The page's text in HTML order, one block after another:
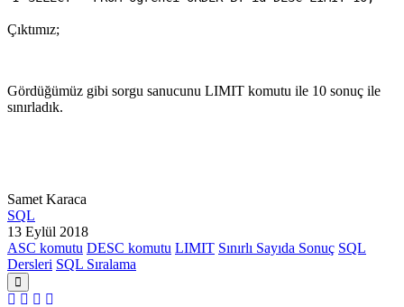
Çıktımız;
Gördüğümüz gibi sorgu sanucunu LIMIT komutu ile 10 sonuç ile
sınırladık.
Samet Karaca
SQL
13 Eylül 2018
ASC komutu DESC komutu LIMIT Sınırlı Sayıda Sonuç SQL
Dersleri SQL Sıralama